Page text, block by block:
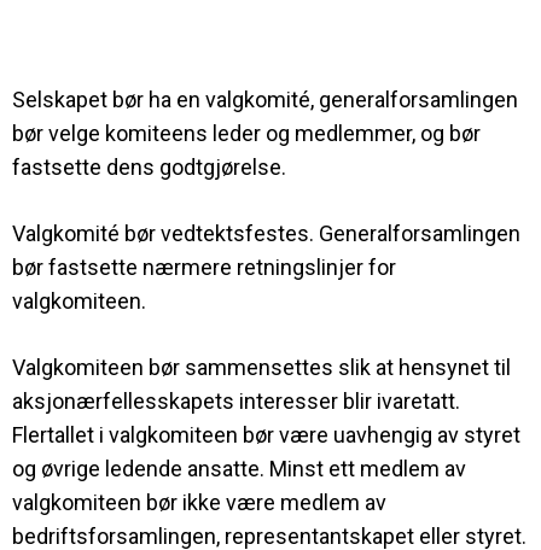
Selskapet bør ha en valgkomité, generalforsamlingen
bør velge komiteens leder og medlemmer, og bør
fastsette dens godtgjørelse.
Valgkomité bør vedtektsfestes. Generalforsamlingen
bør fastsette nærmere retningslinjer for
valgkomiteen.
Valgkomiteen bør sammensettes slik at hensynet til
aksjonærfellesskapets interesser blir ivaretatt.
Flertallet i valgkomiteen bør være uavhengig av styret
og øvrige ledende ansatte. Minst ett medlem av
valgkomiteen bør ikke være medlem av
bedriftsforsamlingen, representantskapet eller styret.